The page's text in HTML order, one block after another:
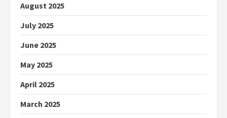
August 2025
July 2025
June 2025
May 2025
April 2025
March 2025